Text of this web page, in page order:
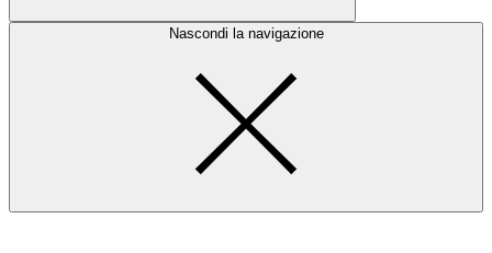
Nascondi la navigazione